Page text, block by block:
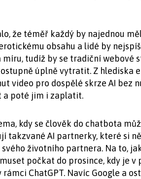
že téměř každý by najednou
obsahu a lidé by
tudíž by se tradiční webové
úplně vytratit. Z
video pro dospělé skrze AI bez
a poté jim i zaplatit.
kdy se člověk do chatbota
takzvané AI partnerky, které si
životního partnera. Na to,
počkat do prosince, kdy je
ChatGPT. Navíc Google a